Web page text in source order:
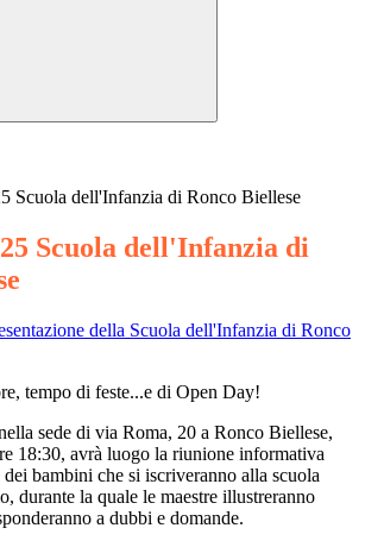
Scuola dell'Infanzia di Ronco Biellese
Scuola dell'Infanzia di
della Scuola dell'Infanzia di Ronco
tempo di feste...e di Open Day!
sede di via Roma, 20 a Ronco Biellese,
18:30, avrà luogo la riunione informativa
bambini che si iscriveranno alla scuola
durante la quale le maestre illustreranno
a dubbi e domande.